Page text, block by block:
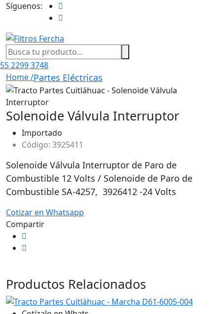
Síguenos:
55 2299 3748
Home /Partes Eléctricas
Solenoide Válvula Interruptor
Importado
Código: 3925411
Solenoide Válvula Interruptor de Paro de
Combustible 12 Volts / Solenoide de Paro de
Combustible SA-4257, 3926412 -24 Volts
Cotizar en Whatsapp
Compartir
Productos Relacionados